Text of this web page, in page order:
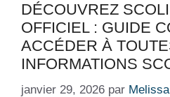
DÉCOUVREZ
OFFICIEL : GUIDE
ACCÉDER À
INFORMATIONS
janvier 29, 2026 par Melissa